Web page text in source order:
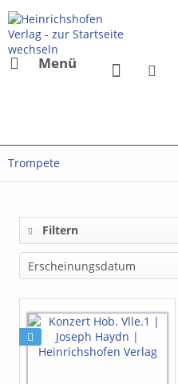
Menü
Trompete
Filtern